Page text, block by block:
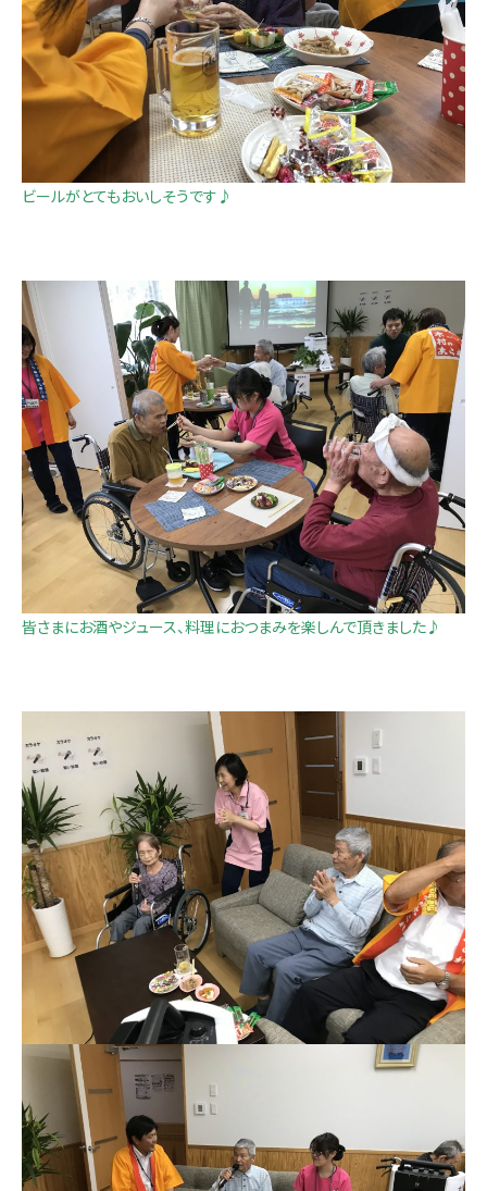
ビールがとてもおいしそうです♪
皆さまにお酒やジュース、料理におつまみを楽しんで頂きました♪